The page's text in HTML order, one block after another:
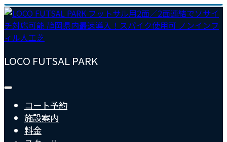
LOCO FUTSAL PARK
コート予約
施設案内
料金